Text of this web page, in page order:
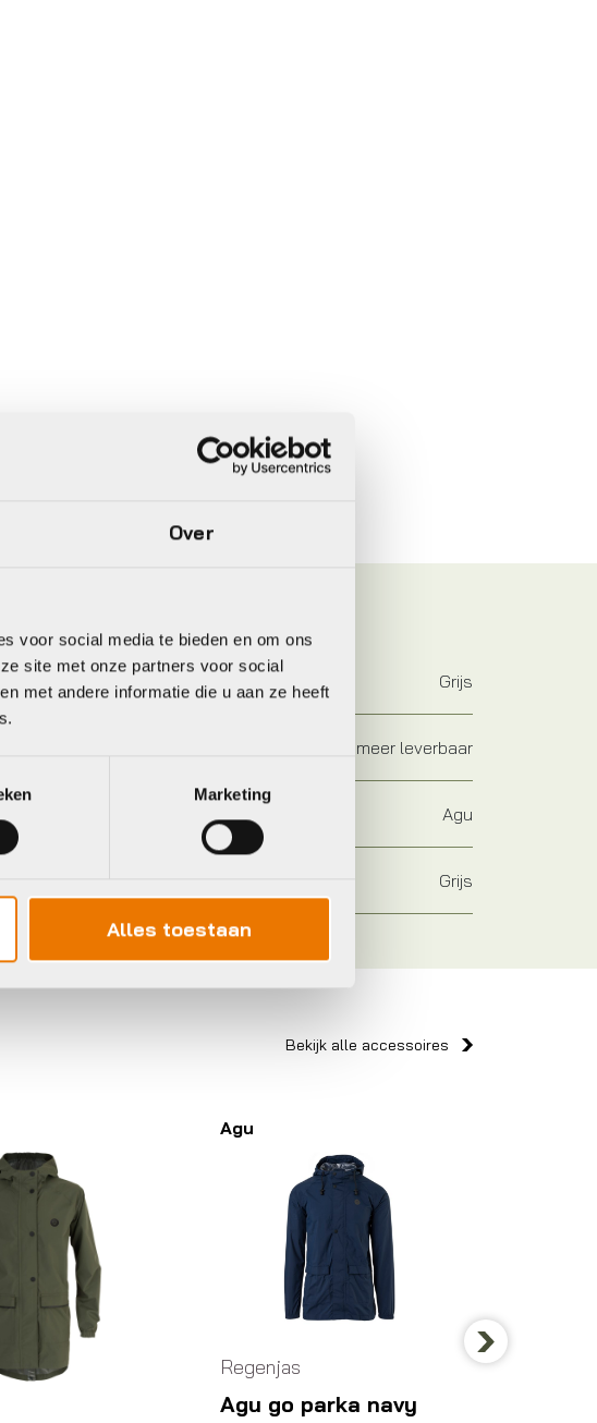
Over
voor social media te bieden en om ons
site met onze partners voor social
met andere informatie die u aan ze heeft
Marketing
Alles toestaan
Grijs
Niet meer leverbaar
Agu
Grijs
Bekijk alle accessoires
Agu
Regenjas
Agu go parka navy
Next